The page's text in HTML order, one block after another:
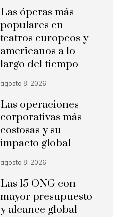
Las óperas más
populares en
teatros europeos y
americanos a lo
largo del tiempo
agosto 8, 2026
Las operaciones
corporativas más
costosas y su
impacto global
agosto 8, 2026
Las 15 ONG con
mayor presupuesto
y alcance global